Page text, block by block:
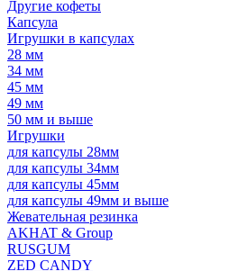
Другие кофеты
Капсула
Игрушки в капсулах
28 мм
34 мм
45 мм
49 мм
50 мм и выше
Игрушки
для капсулы 28мм
для капсулы 34мм
для капсулы 45мм
для капсулы 49мм и выше
Жевательная резинка
AKHAT & Group
RUSGUM
ZED CANDY